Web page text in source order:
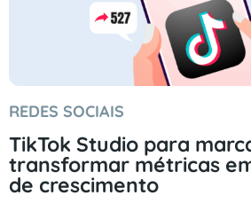
REDES SOCIAIS
TikTok Studio para
transformar métricas
de crescimento